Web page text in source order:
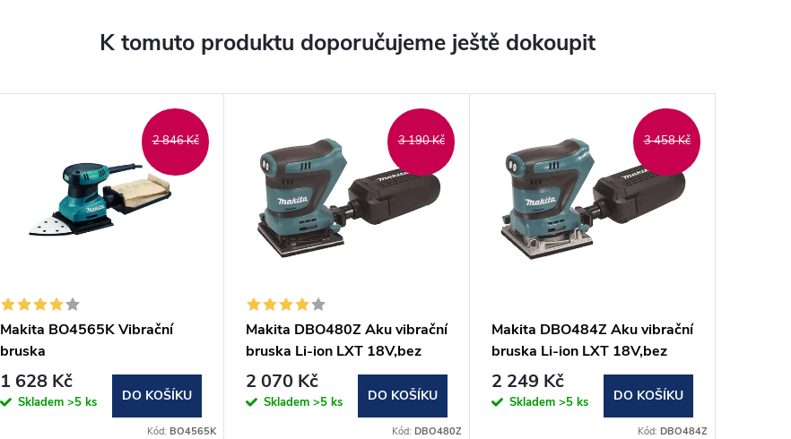
K tomuto produktu doporučujeme ještě dokoupit
2 846 Kč
Makita BO4565K Vibrační
bruska
112x190mm,200W,kufr
1 628 Kč
Skladem >5 ks DO KOŠÍKU
Kód: BO4565K
3 190 Kč
Makita DBO480Z Aku vibrační
bruska Li-ion LXT 18V,bez
aku Z
2 070 Kč
Skladem >5 ks DO KOŠÍKU
Kód: DBO480Z
3 458 Kč
Makita DBO484Z Aku vibrační
bruska Li-ion LXT 18V,bez
aku Z
2 249 Kč
Skladem >5 ks DO KOŠÍKU
Kód: DBO484Z